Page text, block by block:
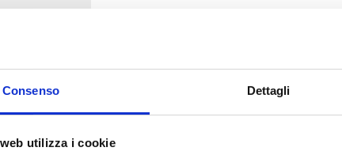
Consenso Dettagli
utilizza i cookie